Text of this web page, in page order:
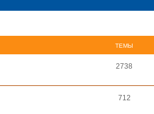
ТЕМЫ
2738
712